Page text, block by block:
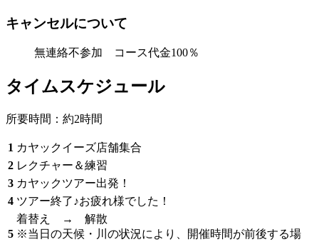
キャンセルについて
無連絡不参加 コース代金100％
タイムスケジュール
所要時間：約2時間
1 カヤックイーズ店舗集合
2 レクチャー＆練習
3 カヤックツアー出発！
4 ツアー終了♪お疲れ様でした！
5
着替え → 解散
※当日の天候・川の状況により、開催時間が前後する場